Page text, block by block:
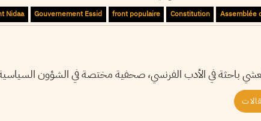
Assemblée
Constitution
front populaire
Gouvernement Essid
Nidaa
باحثة في الأدب الفرنسي، صحفية مختصة في الشؤون